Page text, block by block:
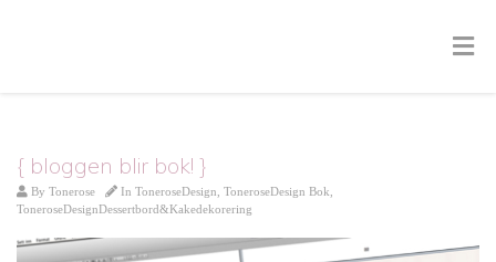
{ bloggen blir bok! }
By Tonerose In ToneroseDesign ToneroseDesign Bok
ToneroseDesignDessertbord&Kakedekorering